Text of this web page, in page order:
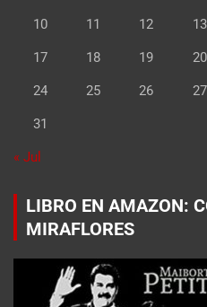
10 11 12 13
17 18 19 20
24 25 26 27
31
« Jul
LIBRO EN AMAZON:
MIRAFLORES